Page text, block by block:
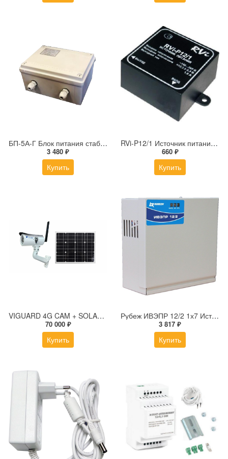
БП-5А-Г Блок питания стабилизированный
3 480 ₽
Купить
RVi-P12/1 Источник питания для камер видеонаблюдения
660 ₽
Купить
VIGUARD 4G CAM + SOLAR Комплект 4g камера и автономный блок питания на солнечной панели 100Вт
70 000 ₽
Купить
Рубеж ИВЭПР 12/2 1х7 Источник вторичного электропитания резервированный
3 817 ₽
Купить